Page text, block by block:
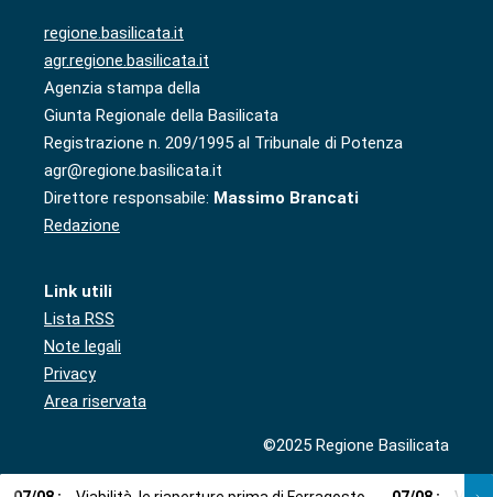
regione.basilicata.it
agr.regione.basilicata.it
Agenzia stampa della
Giunta Regionale della Basilicata
Registrazione n. 209/1995 al Tribunale di Potenza
agr@regione.basilicata.it
Direttore responsabile: Massimo Brancati
Redazione
Link utili
Lista RSS
Note legali
Privacy
Area riservata
©2025 Regione Basilicata